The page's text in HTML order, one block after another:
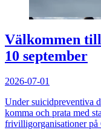
Välkommen
10 september
2026-07-01
Under suicidpreventiva
komma och prata med
frivilligorganisationer